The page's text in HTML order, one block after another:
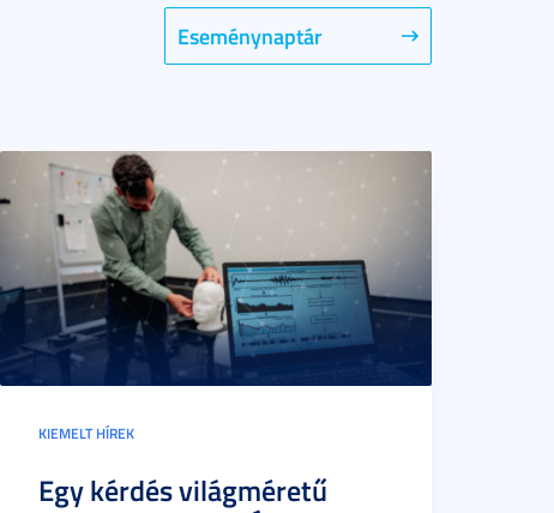
Eseménynaptár
KIEMELT HÍREK
Egy kérdés világméretű